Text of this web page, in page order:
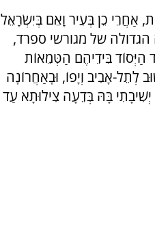
אַחֲרֵי כֵן בְּעִיר וָאֵם בְּיִשְׂרָאֵל
של מגורשי ספרד,
הַיְּסוֹד בִּידֵיהֶם הַטְּמֵאוֹת
לְתֵל-אָבִיב וְיָפוֹ, וּבָאַחֲרוֹנָה
בָּהּ בְּדֵעָה צִילוּתָא עַד